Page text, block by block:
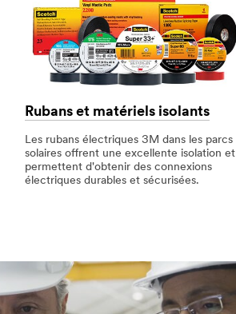
Rubans et matériels isolants
Les rubans électriques 3M dans les parcs
solaires offrent une excellente isolation et
permettent d'obtenir des connexions
électriques durables et sécurisées.